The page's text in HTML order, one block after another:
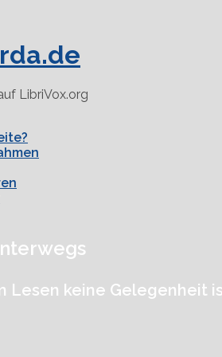
LibriVox.org
Lesen keine Gelegenheit